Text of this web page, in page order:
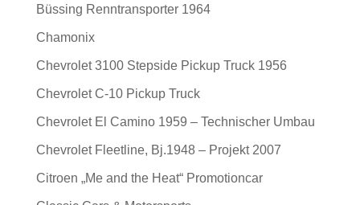
Büssing Renntransporter 1964
Chamonix
Chevrolet 3100 Stepside Pickup Truck 1956
Chevrolet C-10 Pickup Truck
Chevrolet El Camino 1959 – Technischer Umbau
Chevrolet Fleetline, Bj.1948 – Projekt 2007
Citroen „Me and the Heat“ Promotioncar